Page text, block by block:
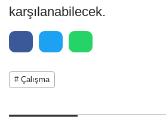
karşılanabilecek.
# Çalışma